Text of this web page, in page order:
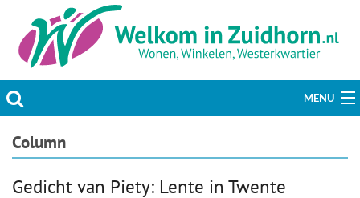
MENU
Actueel
Column
Gedicht van Piety: Lente in Twente